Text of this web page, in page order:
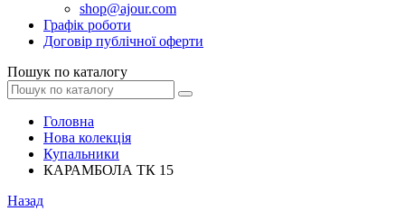
shop@ajour.com
Графік роботи
Договір публічної оферти
Пошук по каталогу
Головна
Нова колекція
Купальники
КАРАМБОЛА ТК 15
Назад